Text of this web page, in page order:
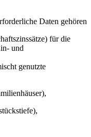
Daten gehören
für die
und
genutzte